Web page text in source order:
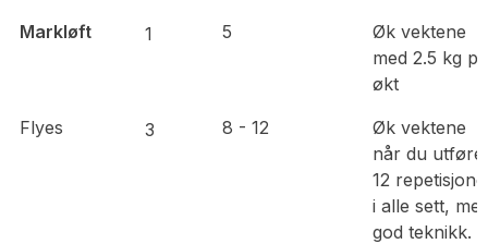
Markløft
1 5
Øk vektene
med 2.5 kg pr.
økt
Flyes
3 8 - 12
Øk vektene
når du
12
i alle sett,
god teknikk.